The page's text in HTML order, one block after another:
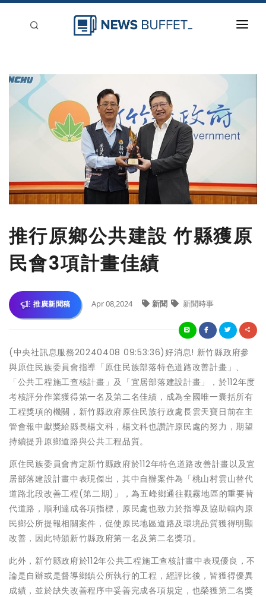
新聞稿分類
刊登
推行原鄉公共建設 竹縣獲原
民會3項計畫佳績
推廣新聞稿 Apr 08,2024 新聞 新聞時事
(中央社訊息服務20240408 09:53:36)好消息! 新竹縣政府參
與原住民族委員會指導「原住民族部落特色道路改善計畫」、
「公共工程施工查核計畫」及「宜居部落建設計畫」，於112年度
考核評分作業獲得第一名及第二名佳績，成為全國唯一囊括所有
工程獎項的機關，新竹縣政府原住民族行政處長雲天寶日前在主
管會報中獻獎給縣長楊文科，楊文科也讚許原民處的努力，期望
持續提升原鄉道路與公共工程品質。
原住民族委員會肯定新竹縣政府於112年特色道路改善計畫以及宜
居部落建設計畫中表現傑出，其中自辦案件為「桃山村雲山替代
道路北段改善工程(第二期)」，為五峰鄉通往觀霧地區的重要替
代道路，順利達成各項指標，原民處也致力於指導及協助轄內原
民鄉公所提報相關案件，促使原民地區道路及環境品質獲得明顯
改善，因此特頒新竹縣政府第一名及第二名獎項。
此外，新竹縣政府於112年公共工程施工查核計畫中表現優良，不
論是自辦或是督導鄉鎮公所執行的工程，經評比後，皆獲得優異
成績，並於缺失改善程序中妥善完成各項規定，也榮獲第二名獎